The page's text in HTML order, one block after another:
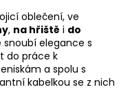
oblečení, ve
, na hřiště i do
snoubí elegance s
do práce k
a spolu s
kabelkou se z nich